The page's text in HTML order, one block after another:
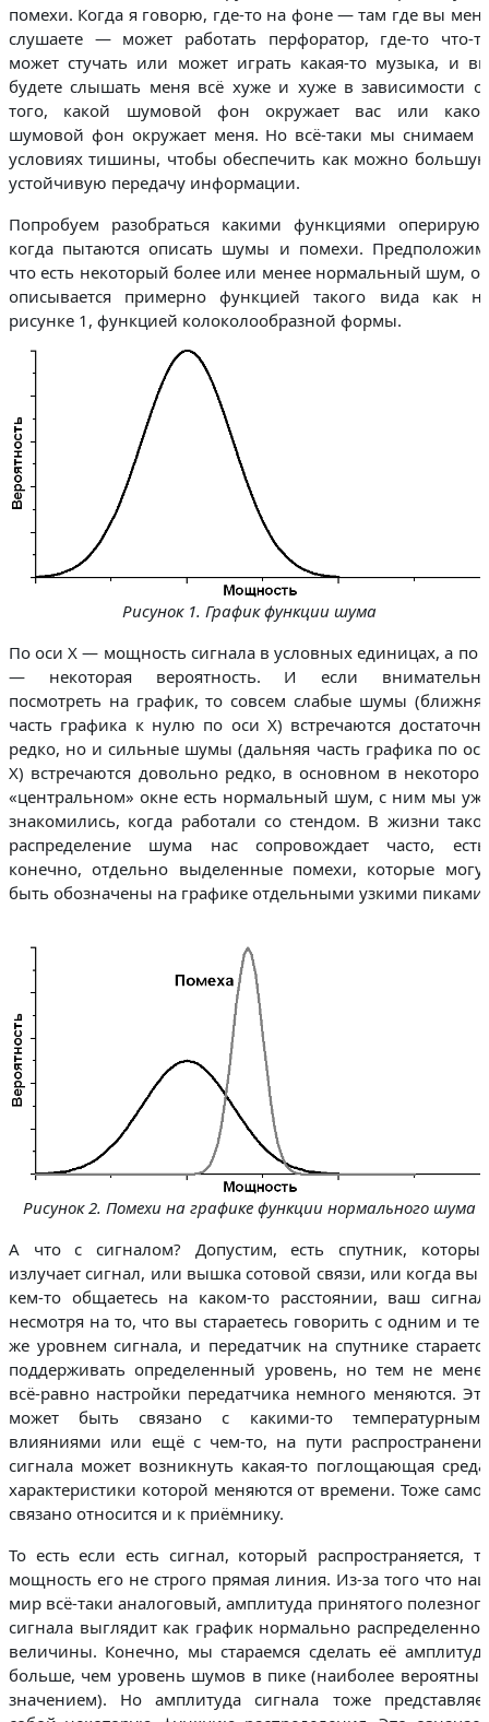
помехи. Когда я говорю, где-то на фоне — там где вы
слушаете — может работать перфоратор, где-то что-
может стучать или может играть какая-то музыка, и
будете слышать меня всё хуже и хуже в зависимости
того, какой шумовой фон окружает вас или
шумовой фон окружает меня. Но всё-таки мы снимаем
условиях тишины, чтобы обеспечить как можно
устойчивую передачу информации.
Попробуем разобраться какими функциями
когда пытаются описать шумы и помехи.
что есть некоторый более или менее нормальный шум,
описывается примерно функцией такого вида как
рисунке 1, функцией колоколообразной формы.
Рисунок 1. График функции шума
По оси Х — мощность сигнала в условных единицах, а по
— некоторая вероятность. И если
посмотреть на график, то совсем слабые шумы
часть графика к нулю по оси Х) встречаются
редко, но и сильные шумы (дальняя часть графика по
Х) встречаются довольно редко, в основном в
«центральном» окне есть нормальный шум, с ним мы
знакомились, когда работали со стендом. В жизни
распределение шума нас сопровождает часто,
конечно, отдельно выделенные помехи, которые
быть обозначены на графике отдельными узкими пиками.
Рисунок 2. Помехи на графике функции нормального шума
А что с сигналом? Допустим, есть спутник,
излучает сигнал, или вышка сотовой связи, или когда вы
кем-то общаетесь на каком-то расстоянии, ваш
несмотря на то, что вы стараетесь говорить с одним и
же уровнем сигнала, и передатчик на спутнике
поддерживать определенный уровень, но тем не
всё-равно настройки передатчика немного меняются.
может быть связано с какими-то
влияниями или ещё с чем-то, на пути
сигнала может возникнуть какая-то поглощающая
характеристики которой меняются от времени. Тоже
связано относится и к приёмнику.
То есть если есть сигнал, который распространяется,
мощность его не строго прямая линия. Из-за того что
мир всё-таки аналоговый, амплитуда принятого
сигнала выглядит как график нормально
величины. Конечно, мы стараемся сделать её
больше, чем уровень шумов в пике (наиболее
значением). Но амплитуда сигнала тоже